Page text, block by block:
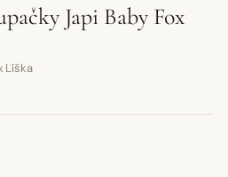
Japi Baby Fox
Líška